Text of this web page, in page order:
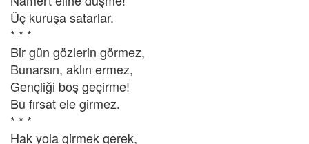
Üç kuruşa satarlar.
* * *
Bir gün gözlerin görmez,
Bunarsın, aklın ermez,
Gençliği boş geçirme!
Bu fırsat ele girmez.
* * *
Hak yola girmek gerek,